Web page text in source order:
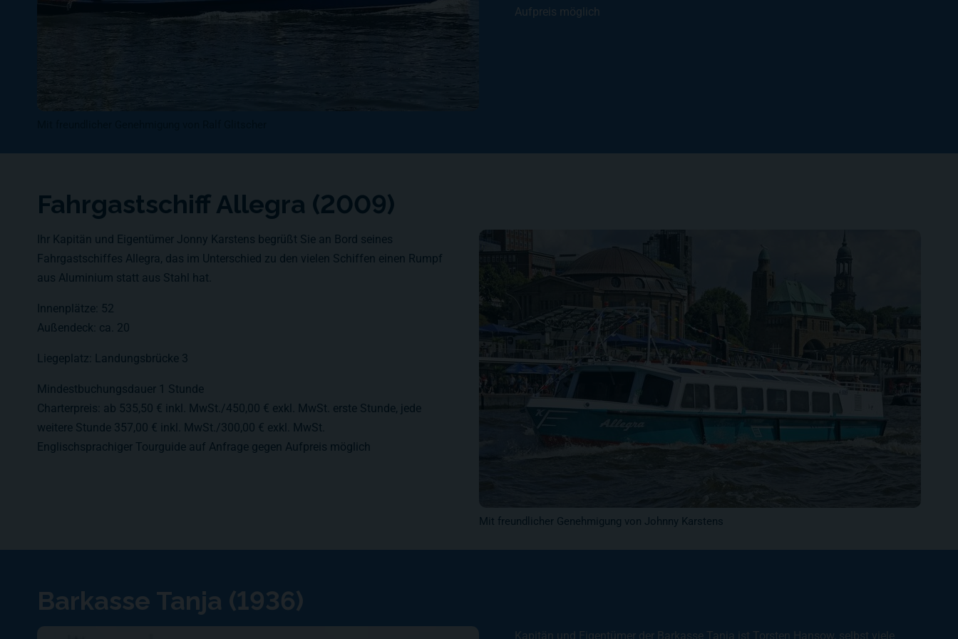
Aufpreis möglich
Fahrgastschiff Allegra (2009)
Mit freundlicher Genehmigung von Johnny Karstens
Ihr Kapitän und Eigentümer Jonny Karstens begrüßt Sie an Bord seines
Fahrgastschiffes Allegra, das im Unterschied zu den vielen Schiffen einen Rumpf
aus Aluminium statt aus Stahl hat.
Innenplätze: 52
Außendeck: ca. 20
Liegeplatz: Landungsbrücke 3
Mindestbuchungsdauer 1 Stunde
Charterpreis: ab 535,50 € inkl. MwSt./450,00 € exkl. MwSt. erste Stunde, jede
weitere Stunde 357,00 € inkl. MwSt./300,00 € exkl. MwSt.
Englischsprachiger Tourguide auf Anfrage gegen Aufpreis möglich
Barkasse Tanja (1936)
Kapitän und Eigentümer der Barkasse Tanja ist Torsten Hansow, selbst viele